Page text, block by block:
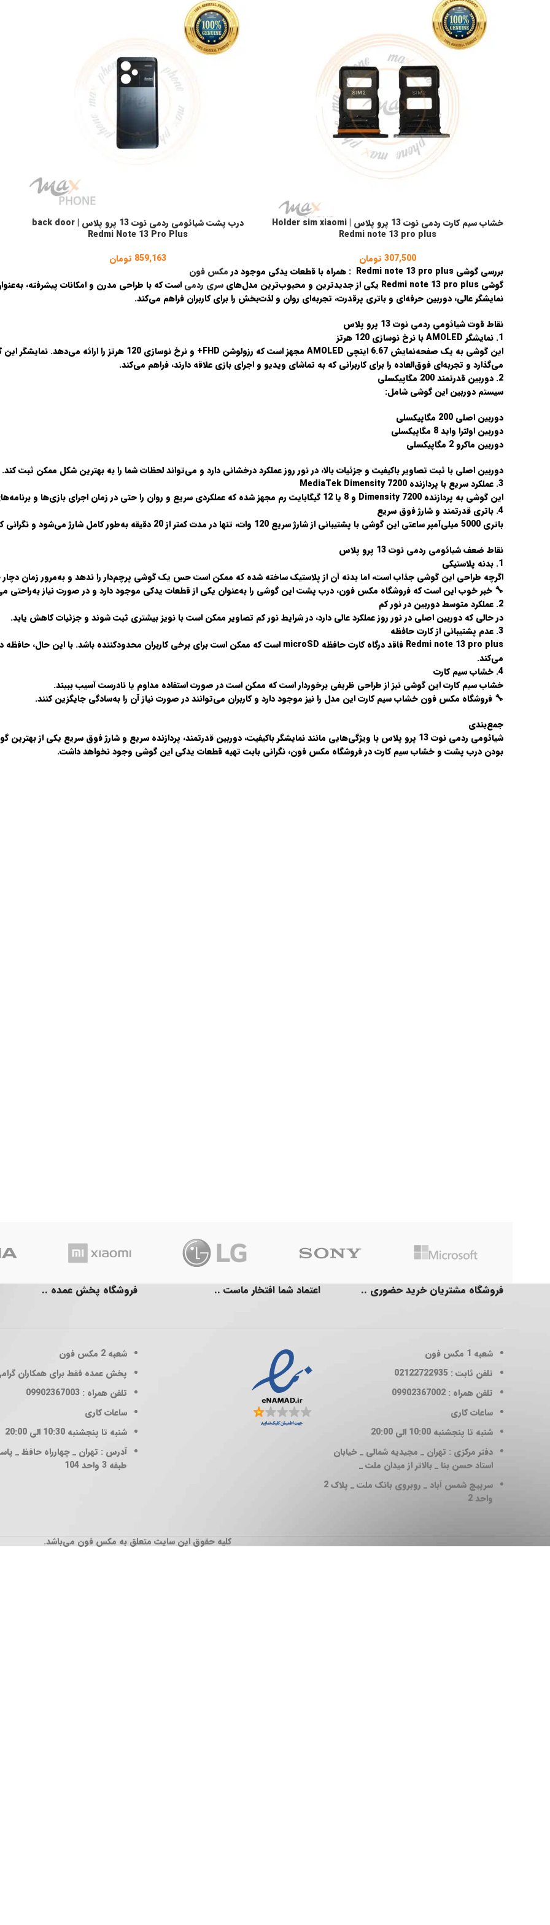
انتخاب گزینه ها
خشاب سیم کارت ردمی نوت 13 پرو پلاس | Holder sim xiaomi
Redmi note 13 pro plus
307,500 تومان
انتخاب گزینه ها
درب پشت شیائومی ردمی نوت 13 پرو پلاس | back door
Redmi Note 13 Pro Plus
859,163 تومان
بررسی گوشی
: همراه با قطعات یدکی موجود در مکس فون
گوشی Redmi note 13 pro plus یکی از جدیدترین و محبوب‌ترین مدل‌های
سری ردمی است که با طراحی مدرن و امکانات پیشرفته،
نمایشگر عالی، دوربین حرفه‌ای و باتری پرقدرت، تجربه‌ای روان و لذت‌بخش را برای کاربران فراهم می‌کند.
نقاط قوت شیائومی ردمی نوت 13 پرو پلاس
1. نمایشگر AMOLED با نرخ نوسازی 120 هرتز
این گوشی به یک صفحه‌نمایش 6.67 اینچی AMOLED مجهز است که رزولوشن FHD+ و نرخ نوسازی 120 هرتز
را ارائه می‌دهد. نمایشگر
می‌گذارد و تجربه‌ای فوق‌العاده را برای کاربرانی که به تماشای ویدیو و اجرای بازی علاقه دارند، فراهم می‌کند.
2. دوربین قدرتمند 200 مگاپیکسلی
سیستم دوربین این گوشی شامل:
دوربین اصلی 200 مگاپیکسلی
دوربین اولترا واید 8 مگاپیکسلی
دوربین ماکرو 2 مگاپیکسلی
دوربین اصلی با ثبت تصاویر باکیفیت و جزئیات بالا، در نور روز عملکرد درخشانی دارد و می‌تواند لحظات شما را به بهترین شکل ممکن ثبت کند.
3. عملکرد سریع با پردازنده MediaTek Dimensity 7200
این گوشی به پردازنده Dimensity 7200 و 8 یا 12 گیگابایت رم
مجهز شده که عملکردی سریع و روان را حتی در زمان اجرای بازی‌ها و
4. باتری قدرتمند و شارژ فوق سریع
باتری 5000 میلی‌آمپر ساعتی این گوشی با پشتیبانی از شارژ سریع 120 وات
، تنها در مدت کمتر از 20 دقیقه به‌طور کامل شارژ می‌شود و نگرانی کاربران پرمصرف را برطرف می‌کند.
نقاط ضعف شیائومی ردمی نوت 13 پرو پلاس
1. بدنه پلاستیکی
اگرچه طراحی این گوشی جذاب است، اما بدنه آن از پلاستیک ساخته شده که ممکن است حس یک گوشی پرچم‌دار را ندهد و به‌مرور زمان
🔧 خبر خوب این است که فروشگاه مکس فون، درب پشت این گوشی را به‌عنوان یکی از قطعات یدکی موجود دارد و در صورت نیاز به‌راحتی
2. عملکرد متوسط دوربین در نور کم
در حالی که دوربین اصلی در نور روز عملکرد عالی دارد، در شرایط نور کم تصاویر ممکن است با نویز بیشتری ثبت شوند و جزئیات کاهش یابد.
3. عدم پشتیبانی از کارت حافظه
می‌کند.
4. خشاب سیم کارت
خشاب سیم کارت این گوشی نیز از طراحی ظریفی برخوردار است که ممکن است در صورت استفاده مداوم یا نادرست آسیب ببیند.
🔧 فروشگاه مکس فون خشاب سیم کارت این مدل را نیز موجود دارد و کاربران می‌توانند در صورت نیاز آن را به‌سادگی جایگزین کنند.
جمع‌بندی
شیائومی ردمی نوت 13 پرو پلاس با ویژگی‌هایی مانند
نمایشگر باکیفیت، دوربین قدرتمند، پردازنده سریع و شارژ فوق سریع یکی از بهترین
بودن درب پشت و خشاب سیم کارتدر فروشگاه مکس فون، نگرانی بابت تهیه قطعات یدکی این گوشی وجود نخواهد داشت.
فروشگاه مشتریان خرید حضوری ..
شعبه 1
مکس فون
تلفن ثابت : 02122722935
تلفن همراه : 09902367002
ساعات کاری
شنبه تا پنجشنبه 10:00 الی 20:00
دفتر مرکزی : تهران _ مجیدیه شمالی _ خیابان
استاد حسن بنا _ بالاتر از میدان ملت _
سرپیچ شمس آباد _ روبروی بانک ملت _ پلاک 2
واحد 2
اعتماد شما افتخار ماست .. فروشگاه پخش عمده ..
شعبه 2
مکس فون
پخش عمده فقط برای همکاران
تلفن همراه : 09902367003
ساعات کاری
شنبه تا پنجشنبه 10:30 الی 20:00
آدرس : تهران _ چهارراه حافظ _
طبقه 3 واحد 104
کلیه حقوق این سایت متعلق به مکس فون می‌باشد.